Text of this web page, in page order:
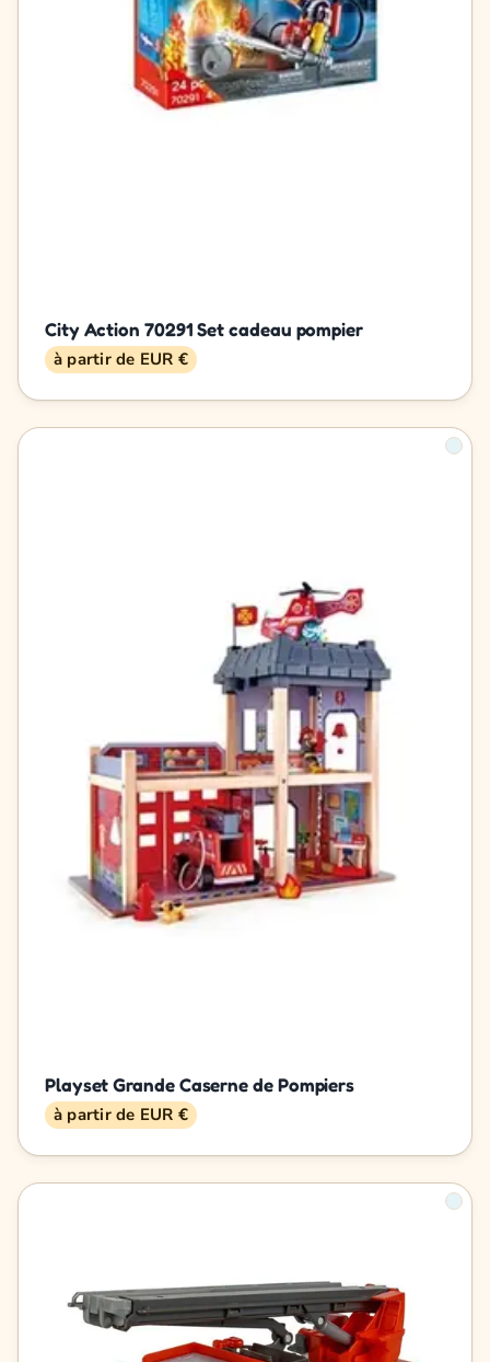
City Action 70291 Set cadeau pompier
à partir de EUR €
Playset Grande Caserne de Pompiers
à partir de EUR €